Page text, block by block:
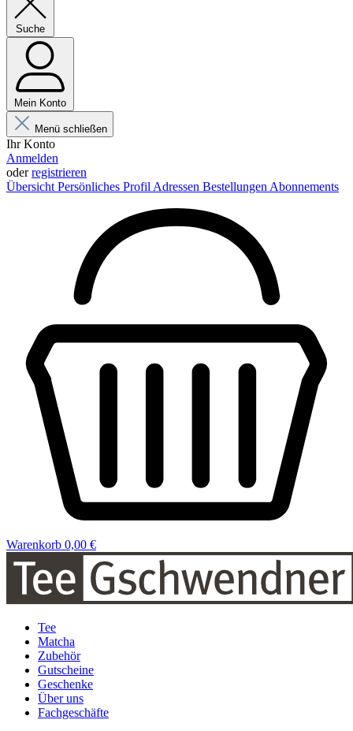
Suche
Mein Konto
Menü schließen
Ihr Konto
Anmelden
oderregistrieren
Übersicht Persönliches Profil Adressen Bestellungen Abonnements
Warenkorb 0,00 €
Tee
Matcha
Zubehör
Gutscheine
Geschenke
Über uns
Fachgeschäfte